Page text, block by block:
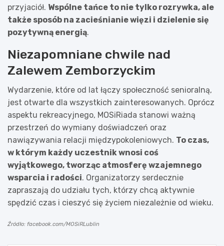
przyjaciół. Wspólne tańce to nie tylko rozrywka, ale
także sposób na zacieśnianie więzi i dzielenie się
pozytywną energią.
Niezapomniane chwile nad
Zalewem Zemborzyckim
Wydarzenie, które od lat łączy społeczność senioralną,
jest otwarte dla wszystkich zainteresowanych. Oprócz
aspektu rekreacyjnego, MOSiRiada stanowi ważną
przestrzeń do wymiany doświadczeń oraz
nawiązywania relacji międzypokoleniowych. To czas,
w którym każdy uczestnik wnosi coś
wyjątkowego, tworząc atmosferę wzajemnego
wsparcia i radości. Organizatorzy serdecznie
zapraszają do udziału tych, którzy chcą aktywnie
spędzić czas i cieszyć się życiem niezależnie od wieku.
Źródło: facebook.com/MOSiRLublin